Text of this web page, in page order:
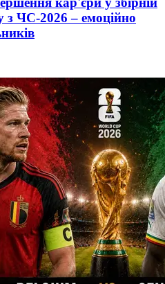
з ЧС-2026 – емоційно